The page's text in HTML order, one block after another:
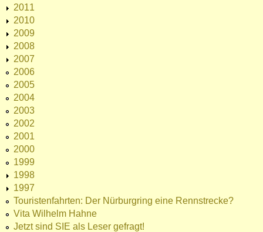
2011
2010
2009
2008
2007
2006
2005
2004
2003
2002
2001
2000
1999
1998
1997
Touristenfahrten: Der Nürburgring eine Rennstrecke?
Vita Wilhelm Hahne
Jetzt sind SIE als Leser gefragt!